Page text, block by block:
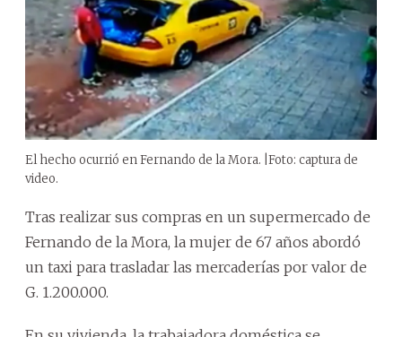
El hecho ocurrió en Fernando de la Mora. |Foto: captura de
video.
Tras realizar sus compras en un supermercado de
Fernando de la Mora, la mujer de 67 años abordó
un taxi para trasladar las mercaderías por valor de
G. 1.200.000.